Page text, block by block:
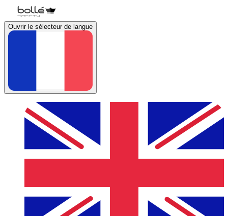
Ouvrir le sélecteur de langue